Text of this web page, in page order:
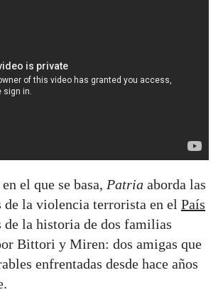
el que se basa, Patria aborda las
de la violencia terrorista en el País
de la historia de dos familias
Bittori y Miren: dos amigas que
enfrentadas desde hace años